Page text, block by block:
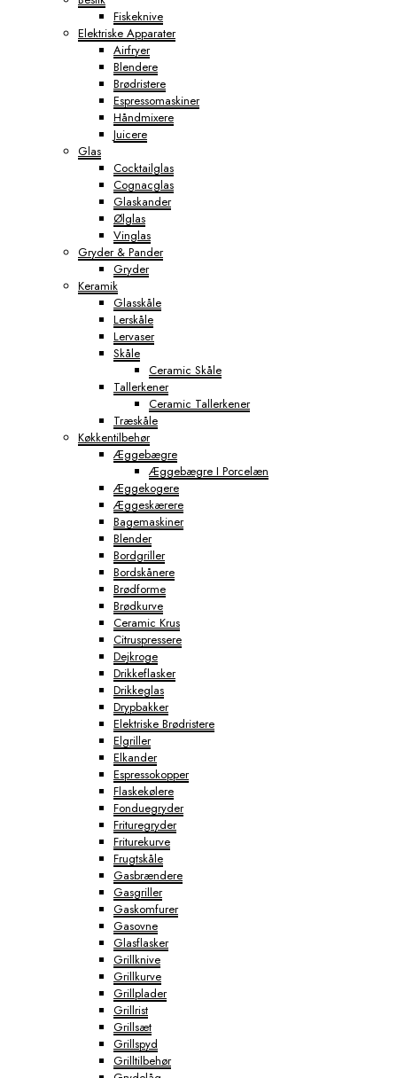
Fiskeknive
Elektriske Apparater
Airfryer
Blendere
Brødristere
Espressomaskiner
Håndmixere
Juicere
Glas
Cocktailglas
Cognacglas
Glaskander
Ølglas
Vinglas
Gryder & Pander
Gryder
Keramik
Glasskåle
Lerskåle
Lervaser
Skåle
Ceramic Skåle
Tallerkener
Ceramic Tallerkener
Træskåle
Køkkentilbehør
Æggebægre
Æggebægre I Porcelæn
Æggekogere
Æggeskærere
Bagemaskiner
Blender
Bordgriller
Bordskånere
Brødforme
Brødkurve
Ceramic Krus
Citruspressere
Dejkroge
Drikkeflasker
Drikkeglas
Drypbakker
Elektriske Brødristere
Elgriller
Elkander
Espressokopper
Flaskekølere
Fonduegryder
Frituregryder
Friturekurve
Frugtskåle
Gasbrændere
Gasgriller
Gaskomfurer
Gasovne
Glasflasker
Grillknive
Grillkurve
Grillplader
Grillrist
Grillsæt
Grillspyd
Grilltilbehør